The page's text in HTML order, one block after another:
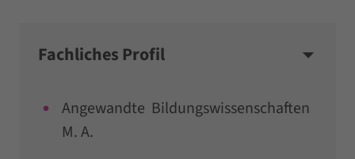
Fachliches Profil
Angewandte Bildungswissenschaften
M. A.